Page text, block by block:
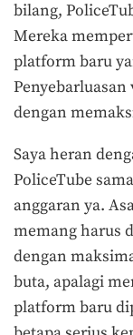
bilang,
Mereka
platform baru
dengan
Saya heran
PoliceTube
anggaran ya.
memang harus
dengan
buta, apalagi
platform baru